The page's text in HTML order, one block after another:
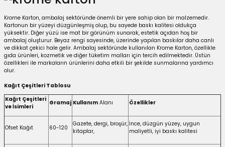
Krome Karton, ambalaj sektöründe önemli bir yere sahip olan bir malzemedir.
Kartonun bir yüzeyi düzgünleşmiş olup, bu sayede baskı kalitesi oldukça
yüksektir. Diğer yüzü ise mat bir görünüm sunarak, estetik açıdan hoş bir
ambalaj oluşturur. Beyaz rengi sayesinde, üzerinde yapılan baskılar daha canlı
ve dikkat çekici hale gelir. Ambalaj sektöründe kullanılan Krome Karton, özellikle
gıda ürünleri, kozmetik ve diğer tüketim malları için tercih edilmektedir. Üstün
özellikleri ile markaların ürünlerini daha etkili bir şekilde sunmalarına yardımcı
olur.
Kağıt Çeşitleri Tablosu
Kağıt Çeşitleri
ve İsimleri
Gramaj Kullanım Alanı Özellikler
Ofset Kağıt 60-120
Gazete, dergi, broşür,
kitaplar,
İnce, düzgün yüzey, uygun
maliyetli, iyi baskı kalitesi